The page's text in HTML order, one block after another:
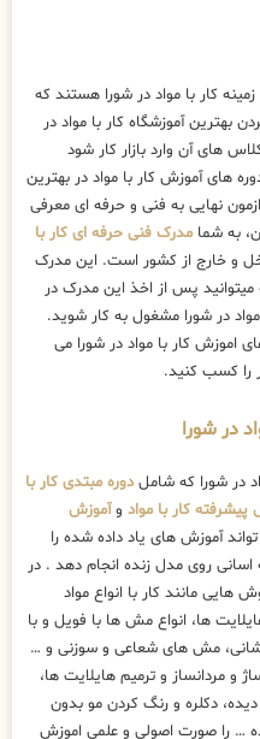
کار با مواد در شورا هستند که
بهترین آموزشگاه کار با مواد در
های آن وارد بازار کار شود
های آموزش کار با مواد در بهترین
نهایی به فنی و حرفه ای معرفی
به شما مدرک فنی حرفه ای کار با
و خارج از کشور است. این مدرک
پس از اخذ این مدرک در
مواد در شورا مشغول به کار شوید.
اموزش کار با مواد در شورا می
را کسب کنید.
در شورا
در شورا که شاملدوره مبتدی کار با
پیشرفته کار با مواد وآموزش
آموزش های یاد داده شده را
روی مدل زنده انجام دهد . در
هایی مانند کار با انواع مواد
ها، انواع مش ها با فویل و با
مش های شعاعی و سوزنی و …
و مردانساز و ترمیم هایلایت ها،
دکلره و رنگ کردن مو بدون
… را صورت اصولی و علمی اموزش